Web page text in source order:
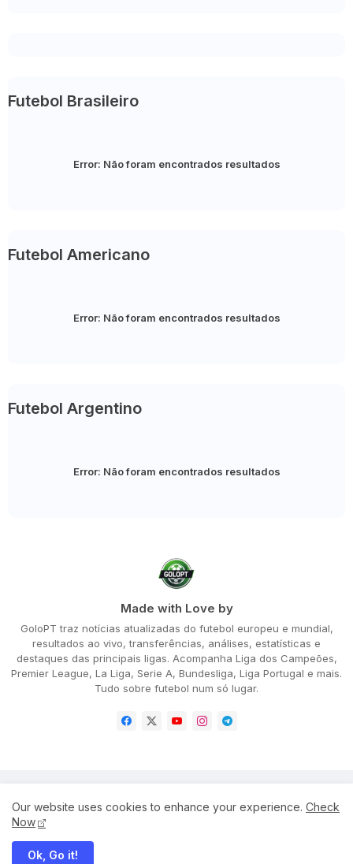
Futebol Brasileiro
Error: Não foram encontrados resultados
Futebol Americano
Error: Não foram encontrados resultados
Futebol Argentino
Error: Não foram encontrados resultados
Made with Love by
GoloPT traz notícias atualizadas do futebol europeu e mundial,
resultados ao vivo, transferências, análises, estatísticas e
destaques das principais ligas. Acompanha Liga dos Campeões,
Premier League, La Liga, Serie A, Bundesliga, Liga Portugal e mais.
Tudo sobre futebol num só lugar.
Terms and Conditions
Our website uses cookies to enhance your experience. Check
Now
Ok, Go it!